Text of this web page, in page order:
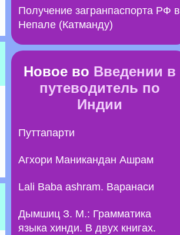
Получение загранпаспорта РФ в
Непале (Катманду)
Новое во Введении в
путеводитель по
Индии
Путтапарти
Агхори Маникандан Ашрам
Lali Baba ashram. Варанаси
Дымшиц З. М.: Грамматика
языка хинди. В двух книгах.